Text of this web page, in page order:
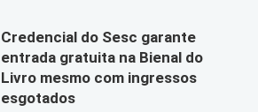
Credencial do Sesc garante
entrada gratuita na Bienal do
Livro mesmo com ingressos
esgotados